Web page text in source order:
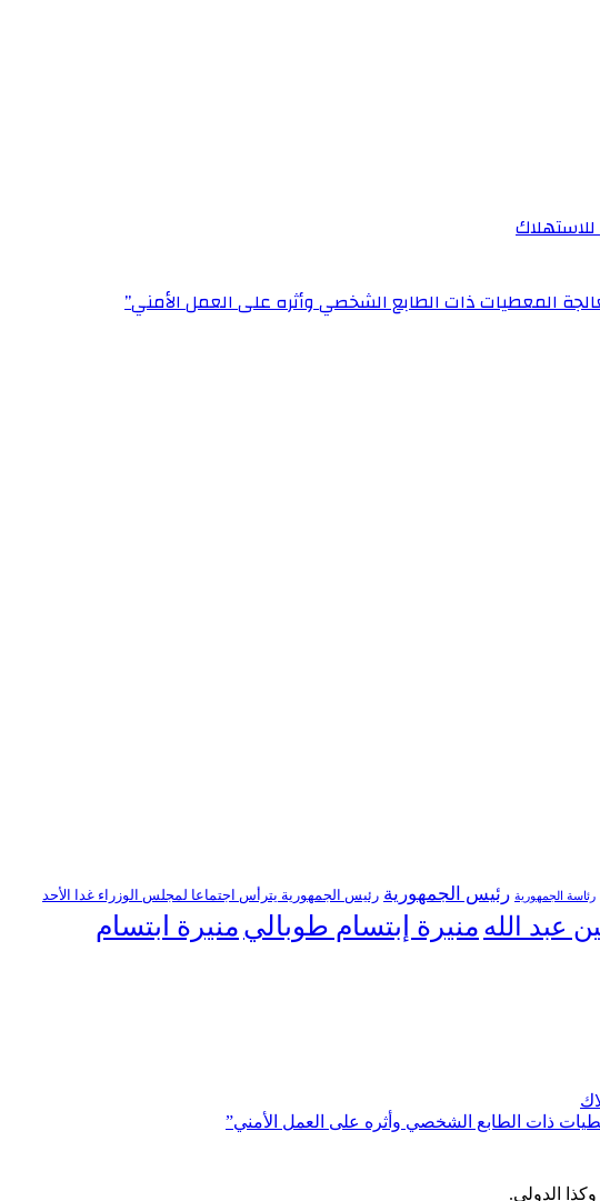
المعطيات ذات الطابع الشخصي وأثره على العمل الأمني”
رئاسة الجمهورية رئيس الجمهورية رئيس الجمهورية يترأس اجتماعا لمجلس الوزراء غدا الأحد
عبد الله منيرة إبتسام طوبالي منيرة ابتسام
ذات الطابع الشخصي وأثره على العمل الأمني”
الدولي.